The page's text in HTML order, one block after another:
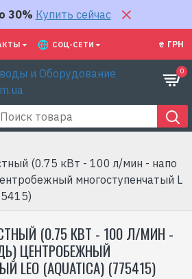
30% Купить сейчас
СОЦ-СЕТИ ₴ ГРН
0
(0.75 кВт - 100 л/мин - напо
многоступенчатый L
(0.75 КВТ - 100 Л/МИН -
ЦЕНТРОБЕЖНЫЙ
LEO (AQUATICA) (775415)